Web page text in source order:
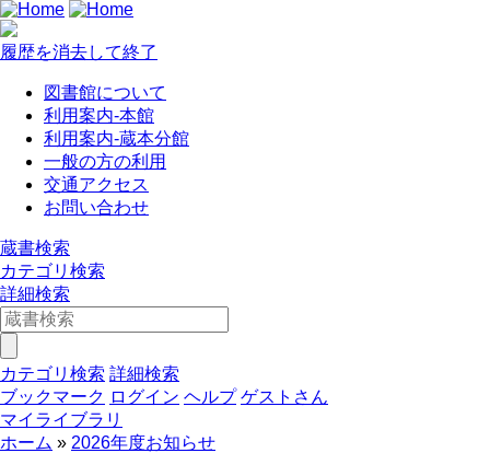
履歴を消去して終了
図書館について
利用案内-本館
利用案内-蔵本分館
一般の方の利用
交通アクセス
お問い合わせ
蔵書検索
カテゴリ検索
詳細検索
カテゴリ検索 詳細検索
ブックマーク ログイン ヘルプ ゲストさん
マイライブラリ
ホーム
2026年度お知らせ